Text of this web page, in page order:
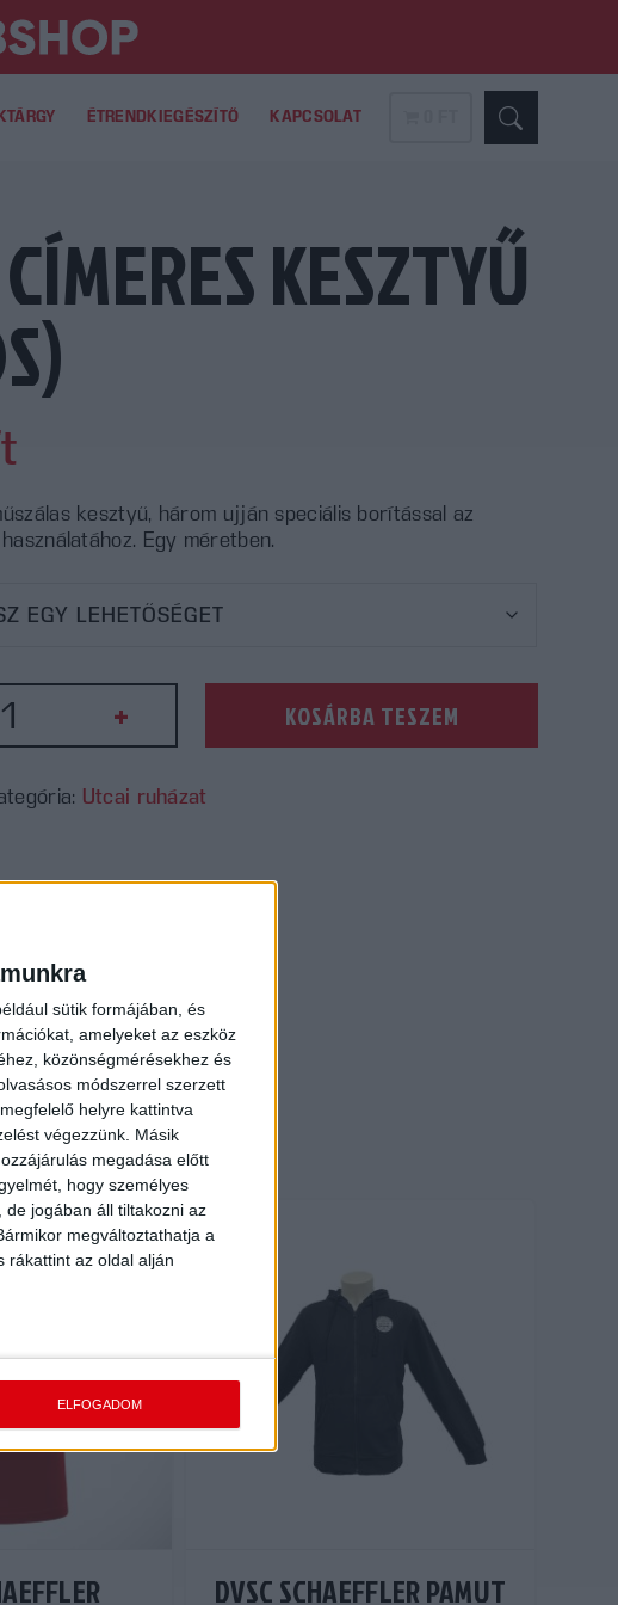
sütik formájában, és
amelyeket az eszköz
közönségmérésekhez és
módszerrel szerzett
helyre kattintva
végezzünk. Másik
megadása előtt
hogy személyes
jogában áll tiltakozni az
megváltoztathatja a
rákattint az oldal alján
ELFOGADOM
ÉTRENDKIEGÉSZÍTŐ KAPCSOLAT
KESZTYŰ
kesztyű, három ujján speciális borítással az
Egy méretben.
+ KOSÁRBA TESZEM
Utcai ruházat
Akció!
DVSC SCHAEFFLER PAMUT